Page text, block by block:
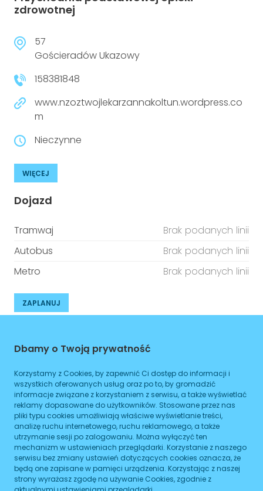
zdrowotnej
57
Gościeradów Ukazowy
158381848
www.nzoztwojlekarzannakoltun.wordpress.co
m
Nieczynne
WIĘCEJ
Dojazd
Tramwaj
Brak podanych linii
Autobus
Brak podanych linii
Metro
Brak podanych linii
ZAPLANUJ
Wtorek
08:00 -
Środa
08:00- 16:00
Czwartek
08:00-
Piątek
08:00 - 16:00
Sobota
08:00-16:00
Dbamy o Twoją prywatność
Korzystamy z Cookies, by zapewnić Ci dostęp do informacji i
wszystkich oferowanych usług oraz po to, by gromadzić
informacje związane z korzystaniem z serwisu, a także wyświetlać
reklamy dopasowane do użytkowników. Stosowane przez nas
pliki typu cookies umożliwiają właściwe wyświetlanie treści,
analizę ruchu internetowego, ruchu reklamowego, a także
utrzymanie sesji po zalogowaniu. Można wyłączyć ten
mechanizm w ustawieniach przeglądarki. Korzystanie z naszego
serwisu bez zmiany ustawień dotyczących cookies oznacza, że
będą one zapisane w pamięci urządzenia. Korzystając z naszej
strony wyrażasz zgodę na używanie Cookies, zgodnie z